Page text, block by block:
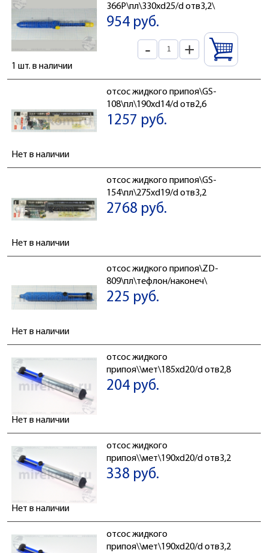
366P\пл\330xd25/d отв3,2\
954 руб.
- +
1 шт. в наличии
отсос жидкого припоя\GS-
108\пл\190xd14/d отв2,6
1257 руб.
Нет в наличии
отсос жидкого припоя\GS-
154\пл\275xd19/d отв3,2
2768 руб.
Нет в наличии
отсос жидкого припоя\ZD-
809\пл\тефлон/наконеч\
225 руб.
Нет в наличии
отсос жидкого
припоя\\мет\185xd20/d отв2,8
204 руб.
Нет в наличии
отсос жидкого
припоя\\мет\190xd20/d отв3,2
338 руб.
Нет в наличии
отсос жидкого
припоя\\мет\190xd20/d отв3,2